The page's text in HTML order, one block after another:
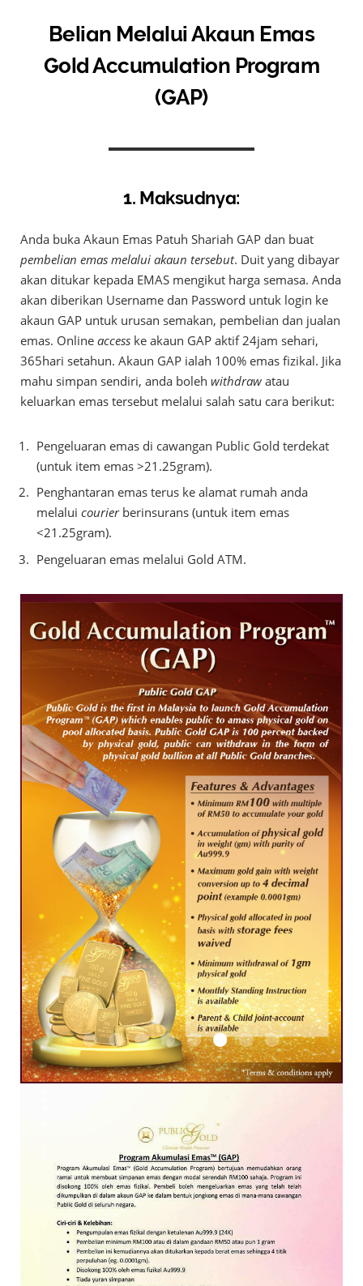
Belian Melalui Akaun Emas
Gold Accumulation Program
(GAP)
1. Maksudnya:
Anda buka Akaun Emas Patuh Shariah GAP dan buat
pembelian emas melalui akaun tersebut. Duit yang dibayar
akan ditukar kepada EMAS mengikut harga semasa. Anda
akan diberikan Username dan Password untuk login ke
akaun GAP untuk urusan semakan, pembelian dan jualan
emas. Online access ke akaun GAP aktif 24jam sehari,
365hari setahun. Akaun GAP ialah 100% emas fizikal. Jika
mahu simpan sendiri, anda boleh withdraw atau
keluarkan emas tersebut melalui salah satu cara berikut:
Pengeluaran emas di cawangan Public Gold terdekat
(untuk item emas >21.25gram).
Penghantaran emas terus ke alamat rumah anda
melalui courierberinsurans (untuk item emas
<21.25gram).
Pengeluaran emas melalui Gold ATM.